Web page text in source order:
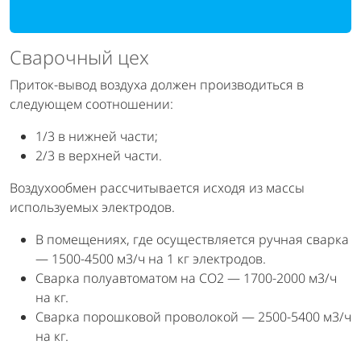
Сварочный цех
Приток-вывод воздуха должен производиться в
следующем соотношении:
1/3 в нижней части;
2/3 в верхней части.
Воздухообмен рассчитывается исходя из массы
используемых электродов.
В помещениях, где осуществляется ручная сварка
— 1500-4500 м3/ч на 1 кг электродов.
Сварка полуавтоматом на CO2 — 1700-2000 м3/ч
на кг.
Сварка порошковой проволокой — 2500-5400 м3/ч
на кг.